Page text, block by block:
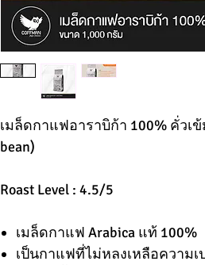
เมล็ดกาแฟอาราบิก้า 100% คั่วเข้
bean)
Roast Level : 4.5/5
เมล็ดกาแฟ Arabica แท้ 100%
เป็นกาแฟที่ไม่หลงเหลือความ